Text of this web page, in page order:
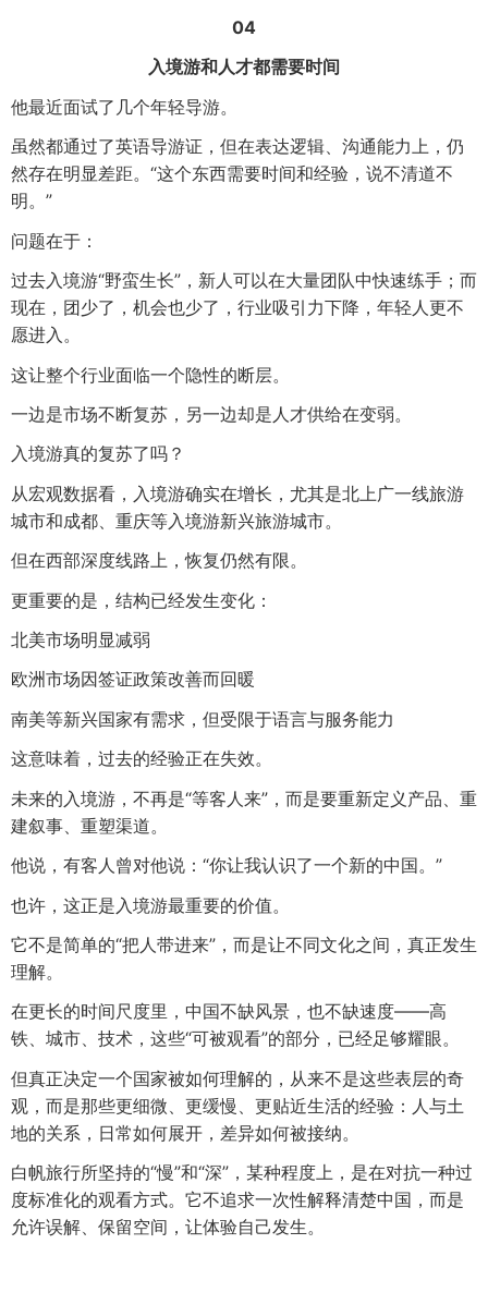
04
入境游和人才都需要时间
他最近面试了几个年轻导游。
虽然都通过了英语导游证，但在表达逻辑、沟通能力上，仍
然存在明显差距。“这个东西需要时间和经验，说不清道不
明。”
问题在于：
过去入境游“野蛮生长”，新人可以在大量团队中快速练手；而
现在，团少了，机会也少了，行业吸引力下降，年轻人更不
愿进入。
这让整个行业面临一个隐性的断层。
一边是市场不断复苏，另一边却是人才供给在变弱。
入境游真的复苏了吗？
从宏观数据看，入境游确实在增长，尤其是北上广一线旅游
城市和成都、重庆等入境游新兴旅游城市。
但在西部深度线路上，恢复仍然有限。
更重要的是，结构已经发生变化：
北美市场明显减弱
欧洲市场因签证政策改善而回暖
南美等新兴国家有需求，但受限于语言与服务能力
这意味着，过去的经验正在失效。
未来的入境游，不再是“等客人来”，而是要重新定义产品、重
建叙事、重塑渠道。
他说，有客人曾对他说：“你让我认识了一个新的中国。”
也许，这正是入境游最重要的价值。
它不是简单的“把人带进来”，而是让不同文化之间，真正发生
理解。
在更长的时间尺度里，中国不缺风景，也不缺速度——高
铁、城市、技术，这些“可被观看”的部分，已经足够耀眼。
但真正决定一个国家被如何理解的，从来不是这些表层的奇
观，而是那些更细微、更缓慢、更贴近生活的经验：人与土
地的关系，日常如何展开，差异如何被接纳。
白帆旅行所坚持的“慢”和“深”，某种程度上，是在对抗一种过
度标准化的观看方式。它不追求一次性解释清楚中国，而是
允许误解、保留空间，让体验自己发生。